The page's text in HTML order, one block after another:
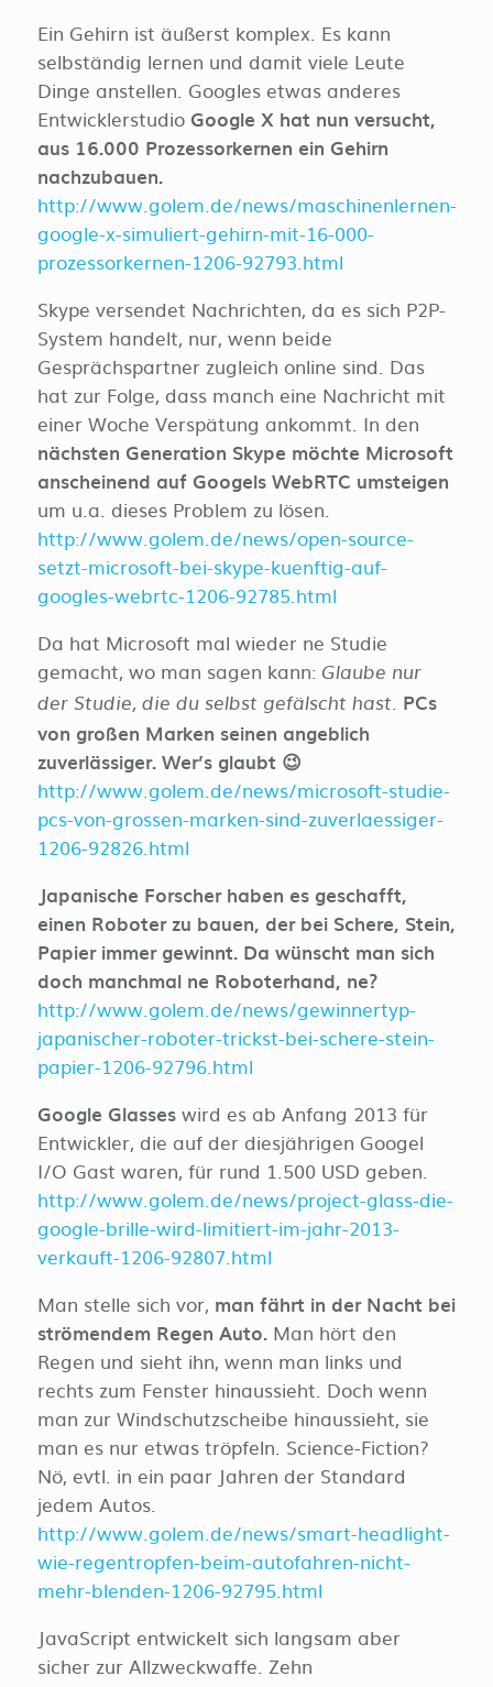
Ein Gehirn ist äußerst komplex. Es kann
selbständig lernen und damit viele Leute
Dinge anstellen. Googles etwas anderes
Entwicklerstudio Google X hat nun versucht,
aus 16.000 Prozessorkernen ein Gehirn
nachzubauen.
http://www.golem.de/news/maschinenlernen-
google-x-simuliert-gehirn-mit-16-000-
prozessorkernen-1206-92793.html
Skype versendet Nachrichten, da es sich P2P-
System handelt, nur, wenn beide
Gesprächspartner zugleich online sind. Das
hat zur Folge, dass manch eine Nachricht mit
einer Woche Verspätung ankommt. In den
nächsten Generation Skype möchte Microsoft
anscheinend auf Googels WebRTC umsteigen
um u.a. dieses Problem zu lösen.
http://www.golem.de/news/open-source-
setzt-microsoft-bei-skype-kuenftig-auf-
googles-webrtc-1206-92785.html
Da hat Microsoft mal wieder ne Studie
gemacht, wo man sagen kann: Glaube nur
der Studie, die du selbst gefälscht hast.
PCs
von großen Marken seinen angeblich
zuverlässiger. Wer’s glaubt 😉
http://www.golem.de/news/microsoft-studie-
pcs-von-grossen-marken-sind-zuverlaessiger-
1206-92826.html
Japanische Forscher haben es geschafft,
einen Roboter zu bauen, der bei Schere, Stein,
Papier immer gewinnt. Da wünscht man sich
doch manchmal ne Roboterhand, ne?
http://www.golem.de/news/gewinnertyp-
japanischer-roboter-trickst-bei-schere-stein-
papier-1206-92796.html
Google Glasses wird es ab Anfang 2013 für
Entwickler, die auf der diesjährigen Googel
I/O Gast waren, für rund 1.500 USD geben.
http://www.golem.de/news/project-glass-die-
google-brille-wird-limitiert-im-jahr-2013-
verkauft-1206-92807.html
Man stelle sich vor, man fährt in der Nacht bei
strömendem Regen Auto. Man hört den
Regen und sieht ihn, wenn man links und
rechts zum Fenster hinaussieht. Doch wenn
man zur Windschutzscheibe hinaussieht, sie
man es nur etwas tröpfeln. Science-Fiction?
Nö, evtl. in ein paar Jahren der Standard
jedem Autos.
http://www.golem.de/news/smart-headlight-
wie-regentropfen-beim-autofahren-nicht-
mehr-blenden-1206-92795.html
JavaScript entwickelt sich langsam aber
sicher zur Allzweckwaffe. Zehn